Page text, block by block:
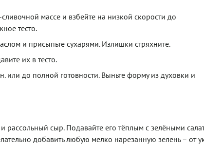
массе и взбейте на низкой скорости до
тесто.
и присыпьте сухарями. Излишки стряхните.
их в тесто.
или до полной готовности. Выньте форму из духовки и
рассольный сыр. Подавайте его тёплым с зелёными
добавить любую мелко нарезанную зелень – от